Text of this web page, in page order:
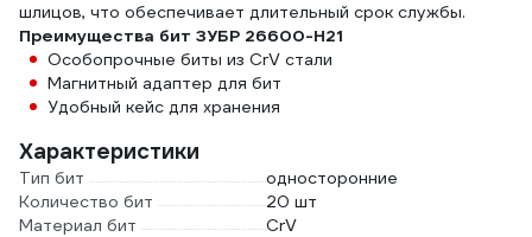
шлицов, что обеспечивает длительный срок службы.
Преимущества бит ЗУБР 26600-H21
Особопрочные биты из CrV стали
Магнитный адаптер для бит
Удобный кейс для хранения
Характеристики
Тип бит
односторонние
Количество бит
20 шт
Материал бит
CrV